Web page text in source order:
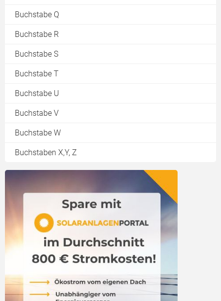
Buchstabe Q
Buchstabe R
Buchstabe S
Buchstabe T
Buchstabe U
Buchstabe V
Buchstabe W
Buchstaben X,Y, Z